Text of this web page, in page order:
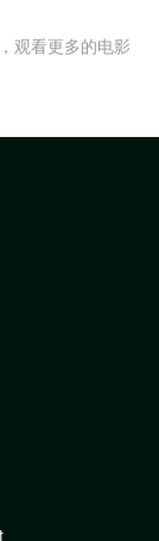
观看更多的电影